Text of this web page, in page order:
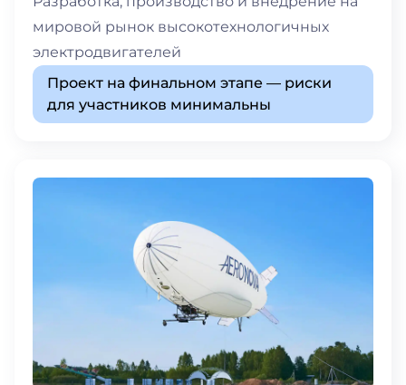
мировой рынок высокотехнологичных
электродвигателей
Проект на финальном этапе — риски
для участников минимальны